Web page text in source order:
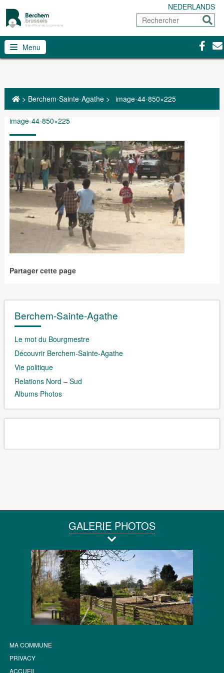
NEDERLANDS
Rechercher
Menu
> Berchem-Sainte-Agathe> image-44-850×225
image-44-850×225
Partager cette page
Berchem-Sainte-Agathe
Le mot du Bourgmestre
Découvrir Berchem-Sainte-Agathe
Vie politique
Relations Nord – Sud
Albums Photos
GALERIE PHOTOS
MA COMMUNE
PRIVACY
ACCUEIL